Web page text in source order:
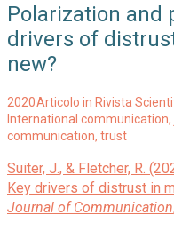
Polarization and
drivers of
new?
2020Articolo in Rivista
International communication,
communication, trust
Suiter, J., & Fletcher, R.
Key drivers of distrust in
Journal of Communication,